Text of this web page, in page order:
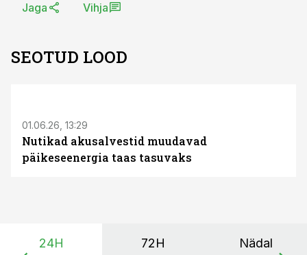
Jaga Vihja
SEOTUD LOOD
01.06.26, 13:29
Nutikad akusalvestid muudavad
päikeseenergia taas tasuvaks
24H 72H Nädal